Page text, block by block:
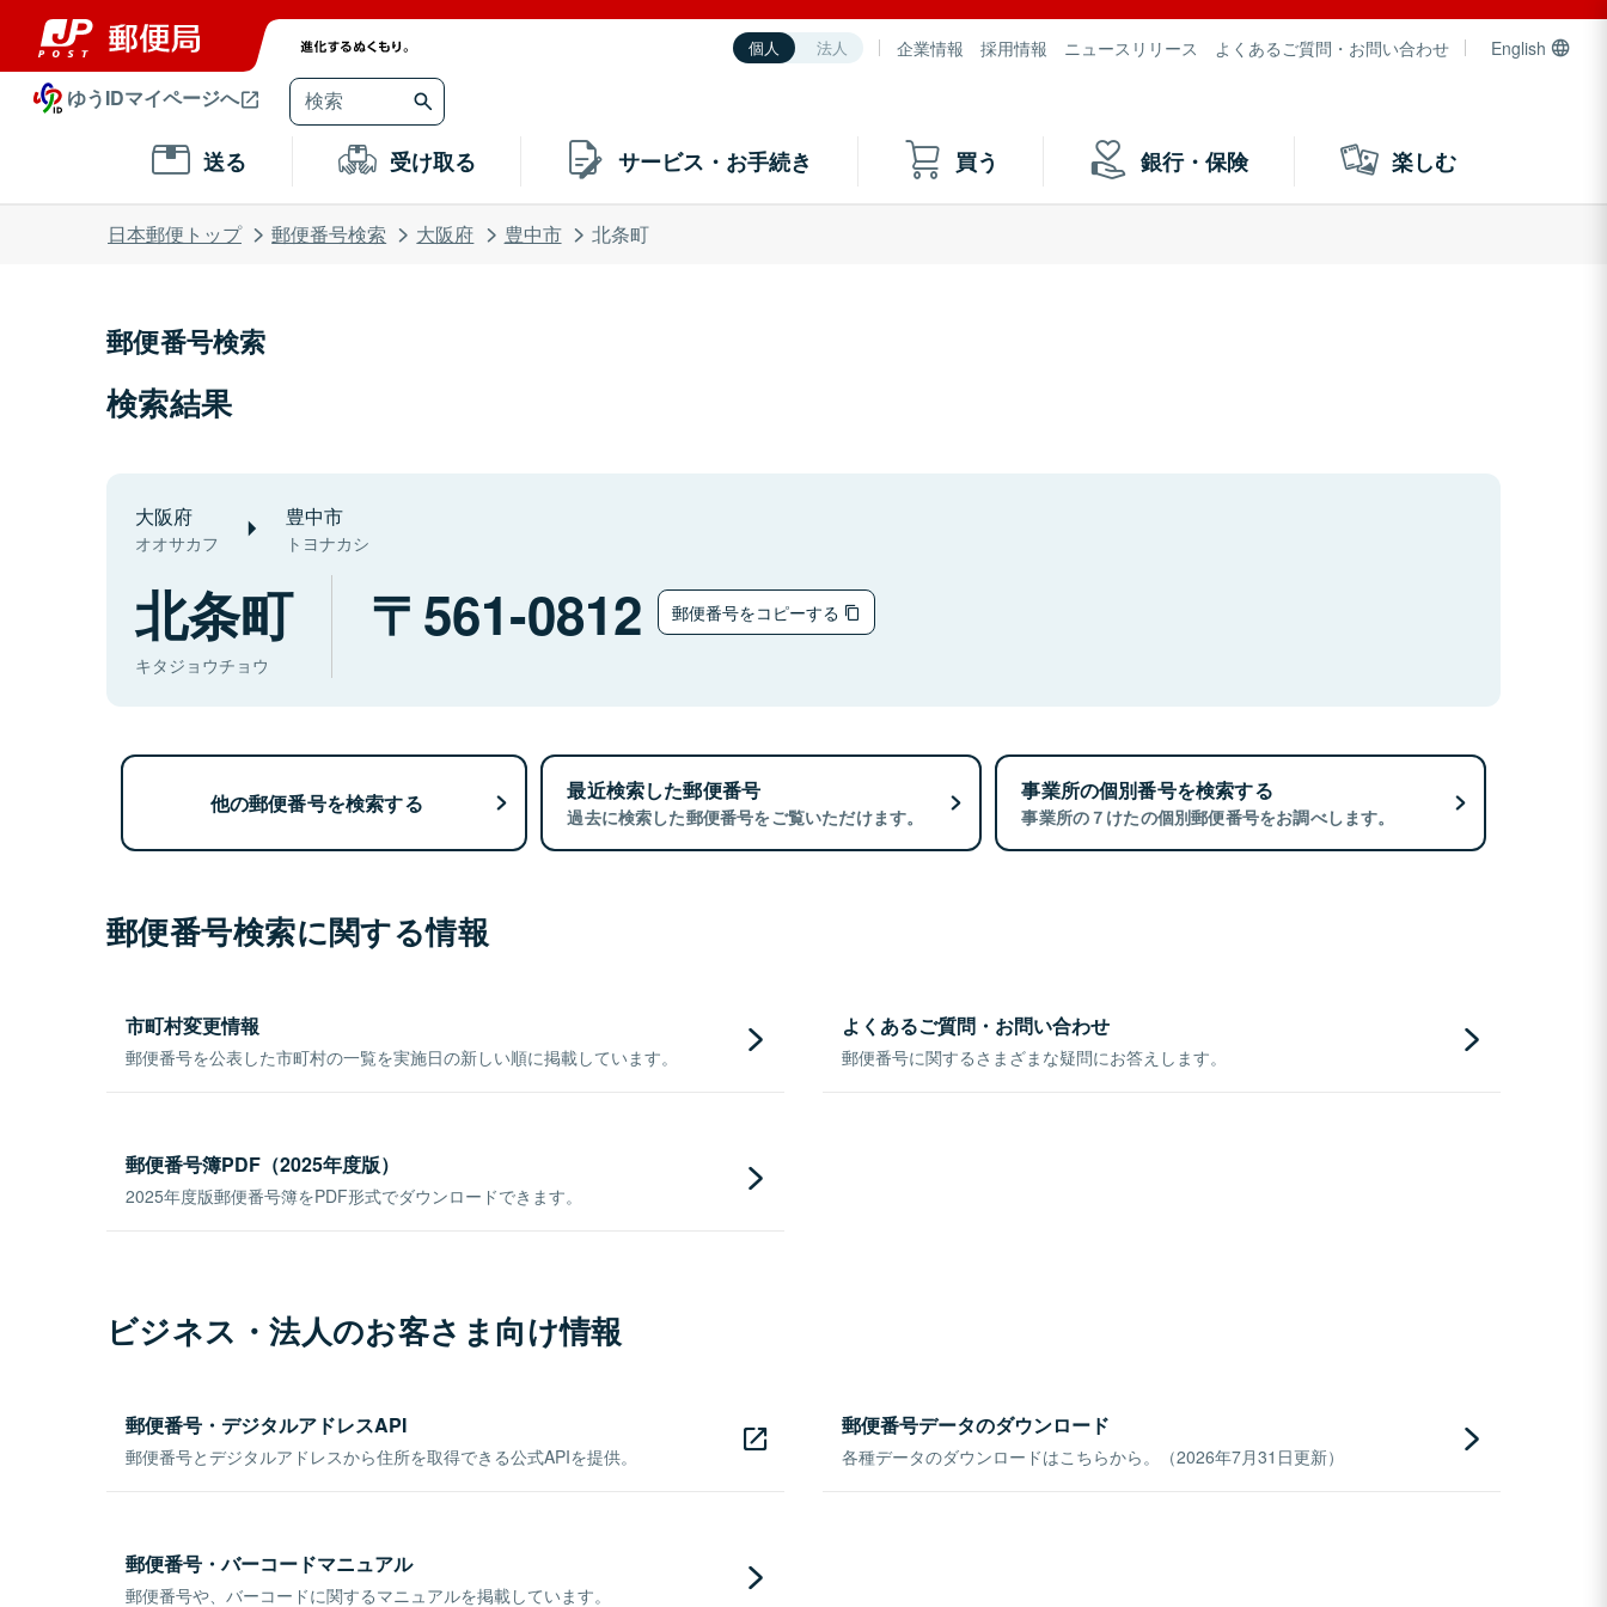
個人 法人 企業情報 採用情報 ニュースリリース よくあるご質問・お問い合わせ English
ゆうIDマイページへ
送る 受け取る サービス・お手続き 買う 銀行・保険 楽しむ
日本郵便トップ 郵便番号検索 大阪府 豊中市 北条町
郵便番号検索
検索結果
大阪府
オオサカフ
豊中市
トヨナカシ
北条町
キタジョウチョウ
561-0812 郵便番号をコピーする
他の郵便番号を検索する 最近検索した郵便番号
過去に検索した郵便番号をご覧いただけます。
事業所の個別番号を検索する
事業所の７けたの個別郵便番号をお調べします。
郵便番号検索に関する情報
市町村変更情報
郵便番号を公表した市町村の一覧を実施日の新しい順に掲載しています。
よくあるご質問・お問い合わせ
郵便番号に関するさまざまな疑問にお答えします。
郵便番号簿PDF（2025年度版）
2025年度版郵便番号簿をPDF形式でダウンロードできます。
ビジネス・法人のお客さま向け情報
郵便番号・デジタルアドレスAPI
郵便番号とデジタルアドレスから住所を取得できる公式APIを提供。
郵便番号データのダウンロード
各種データのダウンロードはこちらから。（2026年7月31日更新）
郵便番号・バーコードマニュアル
郵便番号や、バーコードに関するマニュアルを掲載しています。